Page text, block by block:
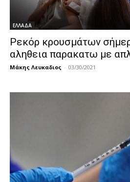
ΕΛΛΑΔΑ
Ρεκόρ κρουσμάτων
αληθεια παρακατω με
Μάκης Λευκαδιος - 03/30/2021